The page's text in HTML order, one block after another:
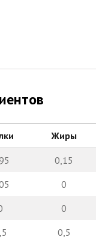
Жиры
0,15
0
0
0,5